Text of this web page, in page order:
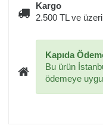
Kargo
2.500 TL ve
Kapıda
Bu ürün
ödemeye